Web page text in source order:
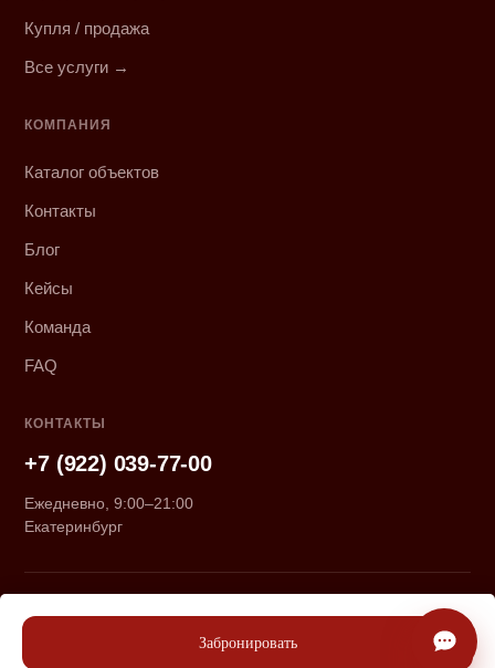
Забронировать
Купля / продажа
Все услуги →
КОМПАНИЯ
Каталог объектов
Контакты
Блог
Кейсы
Команда
FAQ
КОНТАКТЫ
+7 (922) 039-77-00
Ежедневно, 9:00–21:00
Екатеринбург
Политика конфиденциальности
Дровосеками